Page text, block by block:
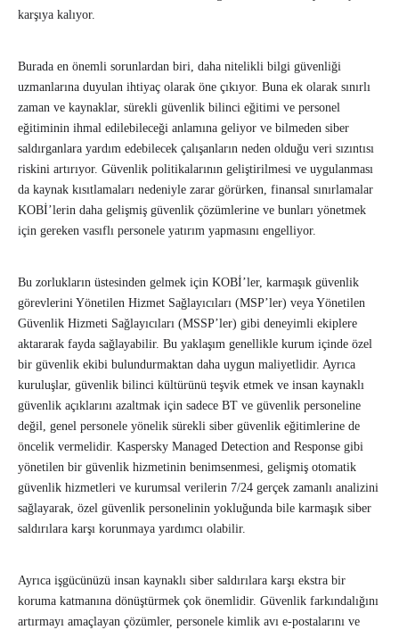
karşıya kalıyor.
Burada en önemli sorunlardan biri, daha nitelikli bilgi güvenliği
uzmanlarına duyulan ihtiyaç olarak öne çıkıyor. Buna ek olarak sınırlı
zaman ve kaynaklar, sürekli güvenlik bilinci eğitimi ve personel
eğitiminin ihmal edilebileceği anlamına geliyor ve bilmeden siber
saldırganlara yardım edebilecek çalışanların neden olduğu veri sızıntısı
riskini artırıyor. Güvenlik politikalarının geliştirilmesi ve uygulanması
da kaynak kısıtlamaları nedeniyle zarar görürken, finansal sınırlamalar
KOBİ’lerin daha gelişmiş güvenlik çözümlerine ve bunları yönetmek
için gereken vasıflı personele yatırım yapmasını engelliyor.
Bu zorlukların üstesinden gelmek için KOBİ’ler, karmaşık güvenlik
görevlerini Yönetilen Hizmet Sağlayıcıları (MSP’ler) veya Yönetilen
Güvenlik Hizmeti Sağlayıcıları (MSSP’ler) gibi deneyimli ekiplere
aktararak fayda sağlayabilir. Bu yaklaşım genellikle kurum içinde özel
bir güvenlik ekibi bulundurmaktan daha uygun maliyetlidir. Ayrıca
kuruluşlar, güvenlik bilinci kültürünü teşvik etmek ve insan kaynaklı
güvenlik açıklarını azaltmak için sadece BT ve güvenlik personeline
değil, genel personele yönelik sürekli siber güvenlik eğitimlerine de
öncelik vermelidir. Kaspersky Managed Detection and Response gibi
yönetilen bir güvenlik hizmetinin benimsenmesi, gelişmiş otomatik
güvenlik hizmetleri ve kurumsal verilerin 7/24 gerçek zamanlı analizini
sağlayarak, özel güvenlik personelinin yokluğunda bile karmaşık siber
saldırılara karşı korunmaya yardımcı olabilir.
Ayrıca işgücünüzü insan kaynaklı siber saldırılara karşı ekstra bir
koruma katmanına dönüştürmek çok önemlidir. Güvenlik farkındalığını
artırmayı amaçlayan çözümler, personele kimlik avı e-postalarını ve